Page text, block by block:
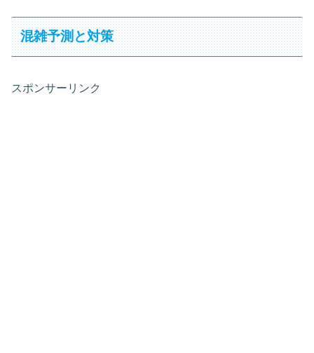
混雑予測と対策
スポンサーリンク